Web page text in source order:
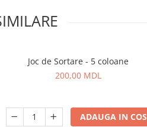
Joc de Sortare - 5 coloane
200,00 MDL
ADAUGA IN COS